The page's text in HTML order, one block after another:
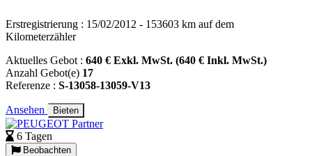
Erstregistrierung : 15/02/2012 - 153603 km auf dem
Kilometerzähler
Aktuelles Gebot : 640 € Exkl. MwSt. (640 € Inkl. MwSt.)
Anzahl Gebot(e) 17
Referenze : S-13058-13059-V13
Ansehen Bieten
6 Tagen
Beobachten